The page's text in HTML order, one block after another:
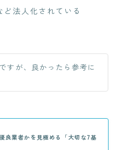
法人化されている
すが、良かったら参考に
良業者かを見極める「大切な7基